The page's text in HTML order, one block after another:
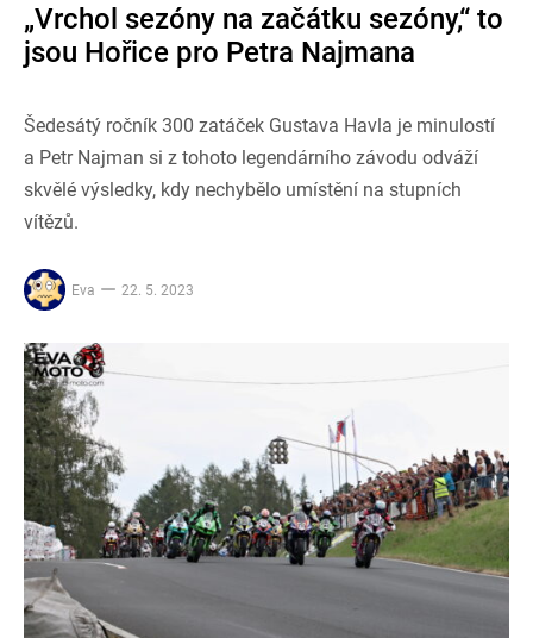
„Vrchol sezóny na začátku sezóny,“ to
jsou Hořice pro Petra Najmana
Šedesátý ročník 300 zatáček Gustava Havla je minulostí
a Petr Najman si z tohoto legendárního závodu odváží
skvělé výsledky, kdy nechybělo umístění na stupních
vítězů.
Eva 22. 5. 2023